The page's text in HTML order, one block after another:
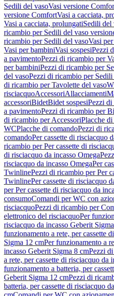
Sedili del vasoVasi versione
versione ComfortVasi a cacciata,
Vasi a cacciata, prolungatiSedili del
ricambio per Sedili del vaso
ricambio per Sedili del vasoVasi
Vasi per bambiniVasi sospesiPezzi
a pavimentoPezzi di ricambio per
per bambiniPezzi di ricambio per
del vasoPezzi di ricambio per Sedili
di ricambio per Tavolette del vaso
risciacquoAccessoriAllacciamenti
accessoriBidetBidet sospesiPezzi di
a pavimentoPezzi di ricambio per
di ricambio per AccessoriPlacche
WCPlacche di comandoPezzi di
comandoPer cassette di risciacquo
ricambio per Per cassette di
di risciacquo da incasso Omega
risciacquo da incasso OmegaPer
TwinlinePezzi di ricambio per Per
TwinlinePer cassette di risciacquo
per Per cassette di risciacquo da
consumoComandi per WC con
risciacquoPezzi di ricambio per
elettronico del risciacquoPer
risciacquo da incasso Geberit
funzionamento a rete, per cassette
Sigma 12 cmPer funzionamento a
incasso Geberit Sigma 8 cmPezzi
a rete, per cassette di risciacquo da
funzionamento a batteria, per
Geberit Sigma 12 cmPezzi di
batteria, per cassette di risciacquo